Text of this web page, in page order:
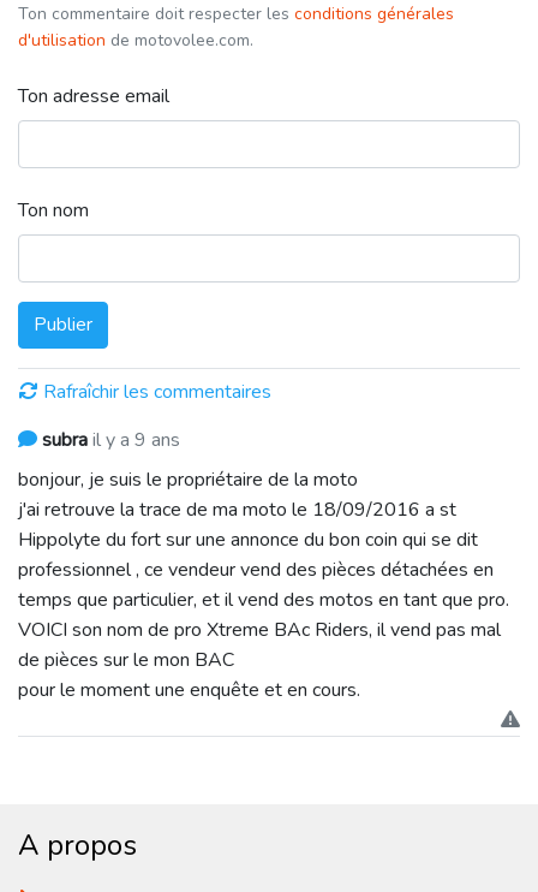
Ton commentaire doit respecter les conditions générales
d'utilisation de motovolee.com.
Ton adresse email
Ton nom
Publier
Rafraîchir les commentaires
subrail y a 9 ans
bonjour, je suis le propriétaire de la moto
j'ai retrouve la trace de ma moto le 18/09/2016 a st
Hippolyte du fort sur une annonce du bon coin qui se dit
professionnel , ce vendeur vend des pièces détachées en
temps que particulier, et il vend des motos en tant que pro.
VOICI son nom de pro Xtreme BAc Riders, il vend pas mal
de pièces sur le mon BAC
pour le moment une enquête et en cours.
A propos